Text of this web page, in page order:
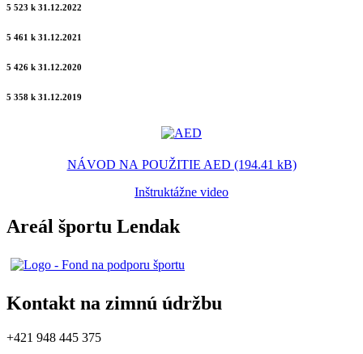
5 523 k 31.12.2022
5 461 k 31.12.2021
5 426 k 31.12.2020
5 358 k 31.12.2019
NÁVOD NA POUŽITIE AED (194.41 kB)
Inštruktážne video
Areál športu Lendak
Kontakt na zimnú údržbu
+421 948 445 375